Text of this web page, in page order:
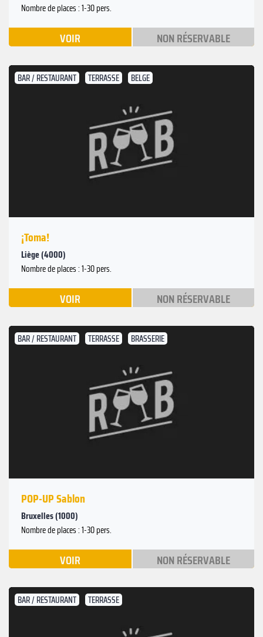
Nombre de places : 1-30 pers.
VOIR NON RÉSERVABLE
BAR / RESTAURANT TERRASSE BELGE
¡Toma!
Liège (4000)
Nombre de places : 1-30 pers.
VOIR NON RÉSERVABLE
BAR / RESTAURANT TERRASSE BRASSERIE
POP-UP Sablon
Bruxelles (1000)
Nombre de places : 1-30 pers.
VOIR NON RÉSERVABLE
BAR / RESTAURANT TERRASSE